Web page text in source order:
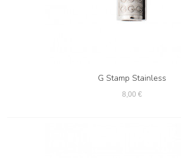
G Stamp Stainless
8,00 €